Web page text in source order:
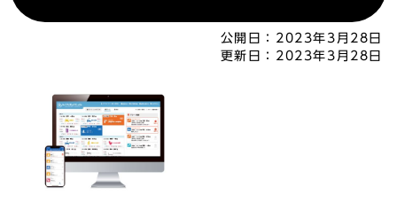
公開日： 2023年3月28日
更新日： 2023年3月28日